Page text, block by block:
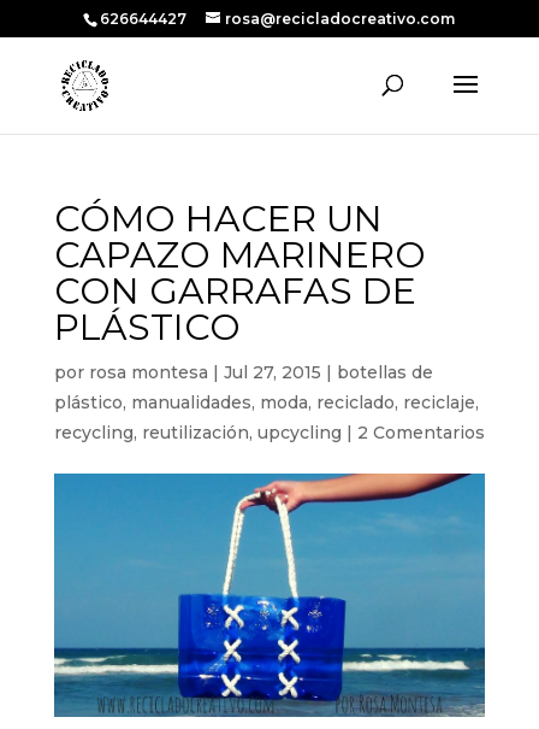
626644427 rosa@recicladocreativo.com
CÓMO HACER UN
CAPAZO MARINERO
CON GARRAFAS DE
PLÁSTICO
por rosa montesa | Jul 27, 2015 | botellas de
plástico, manualidades, moda, reciclado, reciclaje,
recycling, reutilización, upcycling | 2 Comentarios